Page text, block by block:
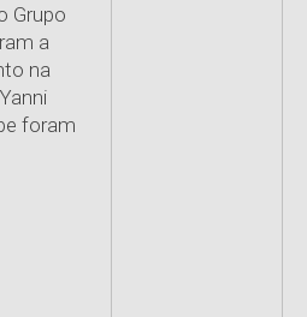
Grupo
a
na
foram